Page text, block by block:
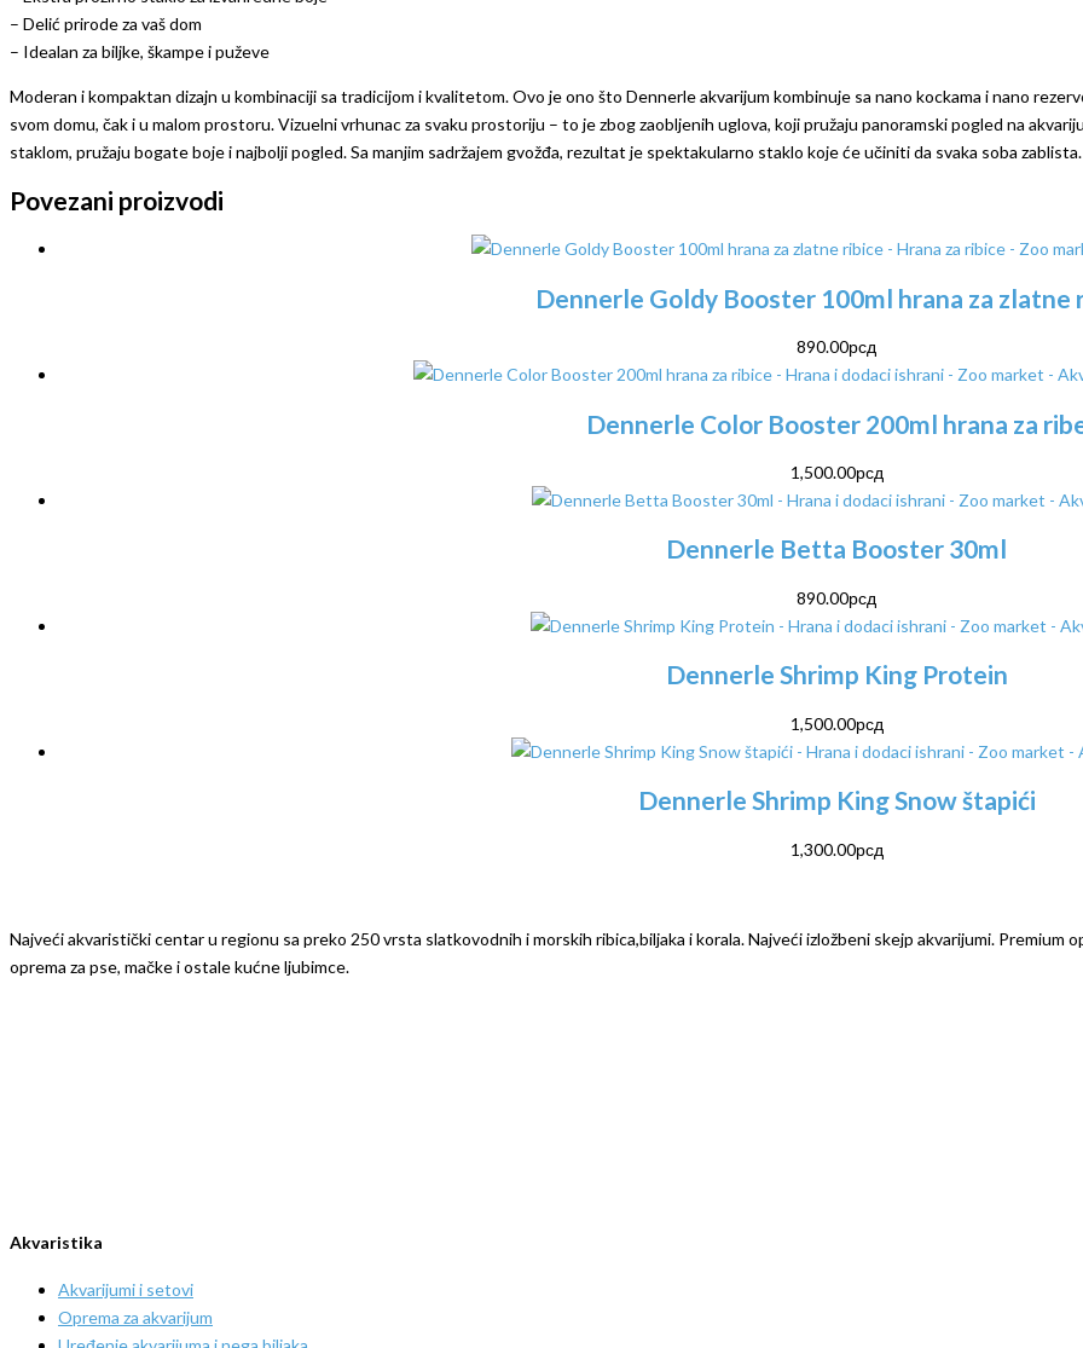
– Delić prirode za vaš dom
– Idealan za biljke, škampe i puževe
Moderan i kompaktan dizajn u kombinaciji sa tradicijom i kvalitetom. Ovo je ono što Dennerle akvarijum kombinuje sa nano kockama i nano
svom domu, čak i u malom prostoru. Vizuelni vrhunac za svaku prostoriju – to je zbog zaobljenih uglova, koji pružaju panoramski pogled na
staklom, pružaju bogate boje i najbolji pogled. Sa manjim sadržajem gvožđa, rezultat je spektakularno staklo koje će učiniti da svaka soba zablista.
Povezani proizvodi
Dennerle Goldy Booster 100ml hrana za zlatne
890.00рсд
Dennerle Color Booster 200ml hrana za
1,500.00рсд
Dennerle Betta Booster 30ml
890.00рсд
Dennerle Shrimp King Protein
1,500.00рсд
Dennerle Shrimp King Snow štapići
1,300.00рсд
Najveći akvaristički centar u regionu sa preko 250 vrsta slatkovodnih i morskih ribica,biljaka i korala. Najveći izložbeni skejp akvarijumi. Premium
oprema za pse, mačke i ostale kućne ljubimce.
Akvaristika
Akvarijumi i setovi
Oprema za akvarijum